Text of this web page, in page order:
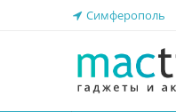
Симферополь